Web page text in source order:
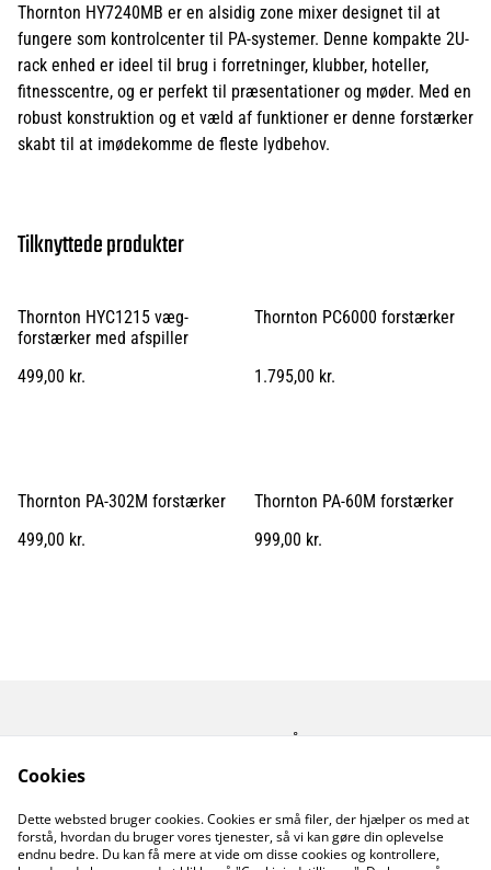
Thornton HY7240MB er en alsidig zone mixer designet til at
fungere som kontrolcenter til PA-systemer. Denne kompakte 2U-
rack enhed er ideel til brug i forretninger, klubber, hoteller,
fitnesscentre, og er perfekt til præsentationer og møder. Med en
robust konstruktion og et væld af funktioner er denne forstærker
skabt til at imødekomme de fleste lydbehov.
Tilknyttede produkter
Thornton HYC1215 væg-
forstærker med afspiller
499,00 kr.
Thornton PC6000 forstærker
1.795,00 kr.
Thornton PA-302M forstærker
499,00 kr.
Thornton PA-60M forstærker
999,00 kr.
Kontakt os
Åbningstider
Cookiepolitik
Cookies
Dette websted bruger cookies. Cookies er små filer, der hjælper os med at
forstå, hvordan du bruger vores tjenester, så vi kan gøre din oplevelse
endnu bedre. Du kan få mere at vide om disse cookies og kontrollere,